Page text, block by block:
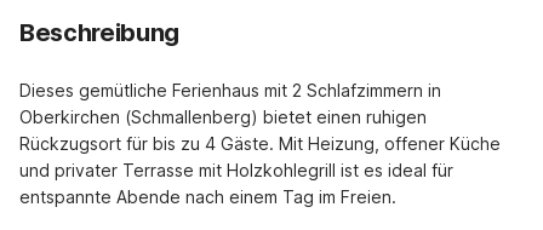
Beschreibung
Dieses gemütliche Ferienhaus mit 2 Schlafzimmern in
Oberkirchen (Schmallenberg) bietet einen ruhigen
Rückzugsort für bis zu 4 Gäste. Mit Heizung, offener Küche
und privater Terrasse mit Holzkohlegrill ist es ideal für
entspannte Abende nach einem Tag im Freien.